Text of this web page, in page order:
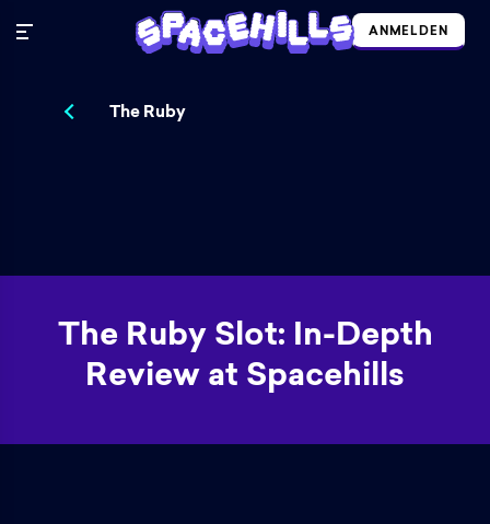
ANMELDEN
The Ruby
The Ruby Slot: In-Depth
Review at Spacehills